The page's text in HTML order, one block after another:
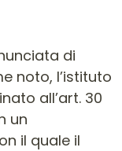
di
noto, l’istituto
all’art. 30
un
il quale il